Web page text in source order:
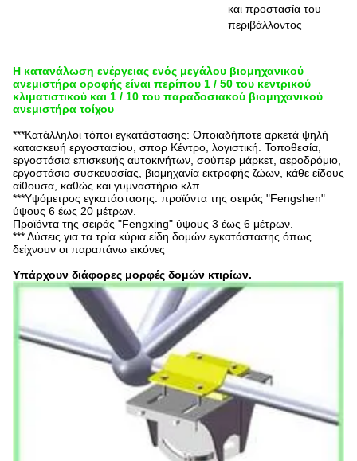
και προστασία του
περιβάλλοντος
Η κατανάλωση ενέργειας ενός μεγάλου βιομηχανικού
ανεμιστήρα οροφής είναι περίπου 1 / 50 του κεντρικού
κλιματιστικού και 1 / 10 του παραδοσιακού βιομηχανικού
ανεμιστήρα τοίχου
***Κατάλληλοι τόποι εγκατάστασης: Οποιαδήποτε αρκετά ψηλή
κατασκευή εργοστασίου, σπορ Κέντρο, λογιστική. Τοποθεσία,
εργοστάσια επισκευής αυτοκινήτων, σούπερ μάρκετ, αεροδρόμιο,
εργοστάσιο συσκευασίας, βιομηχανία εκτροφής ζώων, κάθε είδους
αίθουσα, καθώς και γυμναστήριο κλπ.
***Υψόμετρος εγκατάστασης: προϊόντα της σειράς "Fengshen"
ύψους 6 έως 20 μέτρων.
Προϊόντα της σειράς "Fengxing" ύψους 3 έως 6 μέτρων.
*** Λύσεις για τα τρία κύρια είδη δομών εγκατάστασης όπως
δείχνουν οι παραπάνω εικόνες
Υπάρχουν διάφορες μορφές δομών κτιρίων.